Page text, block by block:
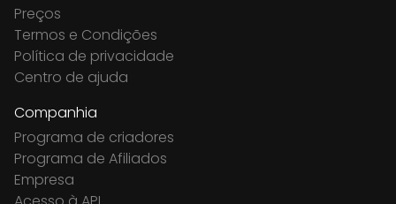
Preços
Termos e Condições
Política de privacidade
Centro de ajuda
Companhia
Programa de criadores
Programa de Afiliados
Empresa